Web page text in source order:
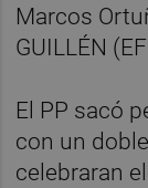
El PP sacó
con un
celebraran